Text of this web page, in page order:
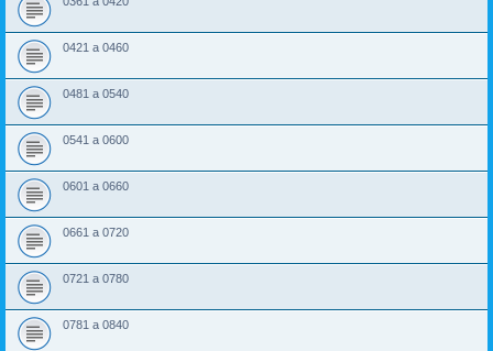
0421 a 0460
0481 a 0540
0541 a 0600
0601 a 0660
0661 a 0720
0721 a 0780
0781 a 0840